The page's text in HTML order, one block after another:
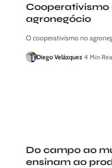
agronegócio
O cooperativismo no
Diego Velázquez 4 Min
Do campo ao
ensinam ao